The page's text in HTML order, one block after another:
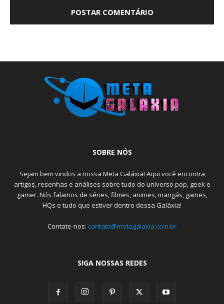
SOBRE NÓS
Sejam bem vindos a nossa Meta Galáxia! Aqui você encontra
artigos, resenhas e análises sobre tudo do universo pop, geek e
gamer. Nós falamos de séries, filmes, animes, mangás, games,
HQs e tudo que estiver dentro dessa Galáxia!
Contate-nos: contato@metagalaxia.com.br
SIGA NOSSAS REDES